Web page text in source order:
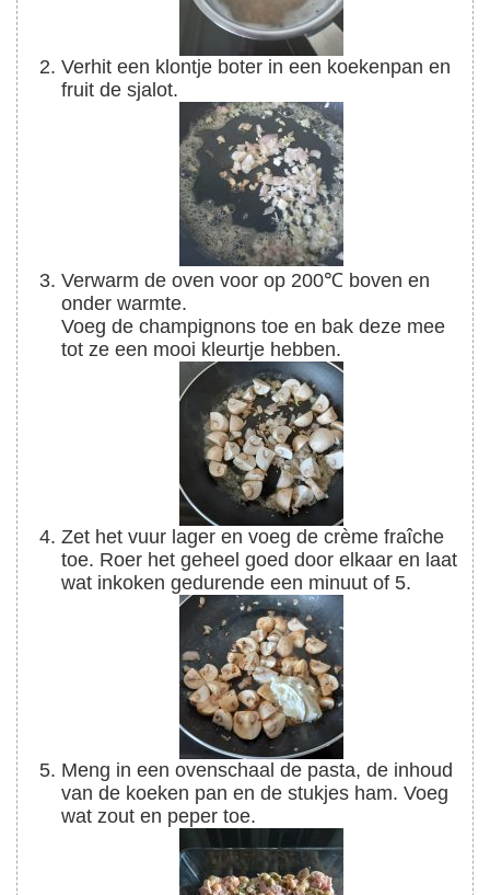
Verhit een klontje boter in een koekenpan en
fruit de sjalot.
Verwarm de oven voor op 200℃ boven en
onder warmte.
Voeg de champignons toe en bak deze mee
tot ze een mooi kleurtje hebben.
Zet het vuur lager en voeg de crème fraîche
toe. Roer het geheel goed door elkaar en laat
wat inkoken gedurende een minuut of 5.
Meng in een ovenschaal de pasta, de inhoud
van de koeken pan en de stukjes ham. Voeg
wat zout en peper toe.